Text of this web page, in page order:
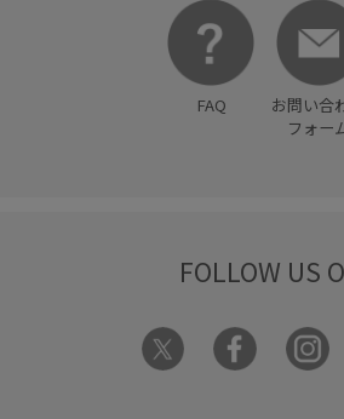
FAQ
お問い合
フォー
FOLLOW US